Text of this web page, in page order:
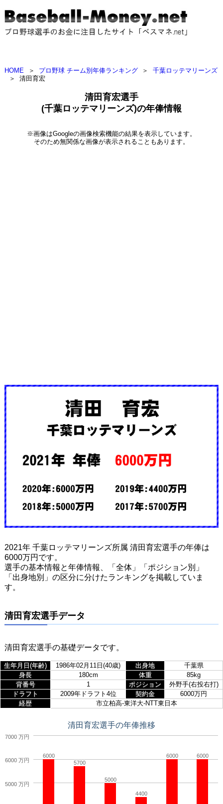
HOME ＞ プロ野球 チーム別年俸ランキング ＞
千葉ロッテマリーンズ
＞
清田育宏
清田育宏選手
(千葉ロッテマリーンズ)の年俸情報
※画像はGoogleの画像検索機能の結果を表示しています。
そのため無関係な画像が表示されることもあります。
2021年 千葉ロッテマリーンズ所属 清田育宏選手の年俸は
6000万円です。
選手の基本情報と年俸情報、「全体」「ポジション別」
「出身地別」の区分に分けたランキングを掲載していま
す。
清田育宏選手データ
清田育宏選手の基礎データです。
生年月日(年齢) 1986年02月11日(40歳) 出身地
千葉県
身長
180cm 体重
85kg
背番号
1 ポジション
外野手(右投右打)
ドラフト
2009年ドラフト4位 契約金
6000万円
経歴
市立柏高-東洋大-NTT東日本
清田育宏選手の年俸推移
6000
5700
5000
4400
6000 6000
5000 万円
6000 万円
7000 万円